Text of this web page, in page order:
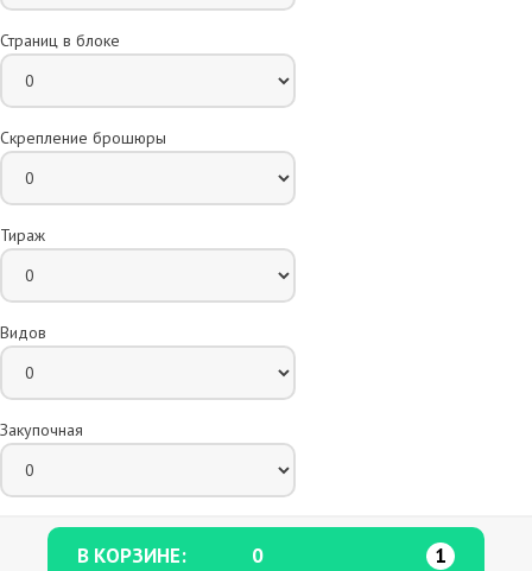
Страниц в блоке
Скрепление брошюры
Тираж
Видов
Закупочная
В КОРЗИНЕ: 0 1